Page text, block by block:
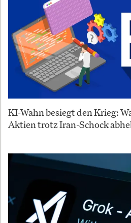
KI-Wahn besiegt den Krieg:
Aktien trotz Iran-Schock